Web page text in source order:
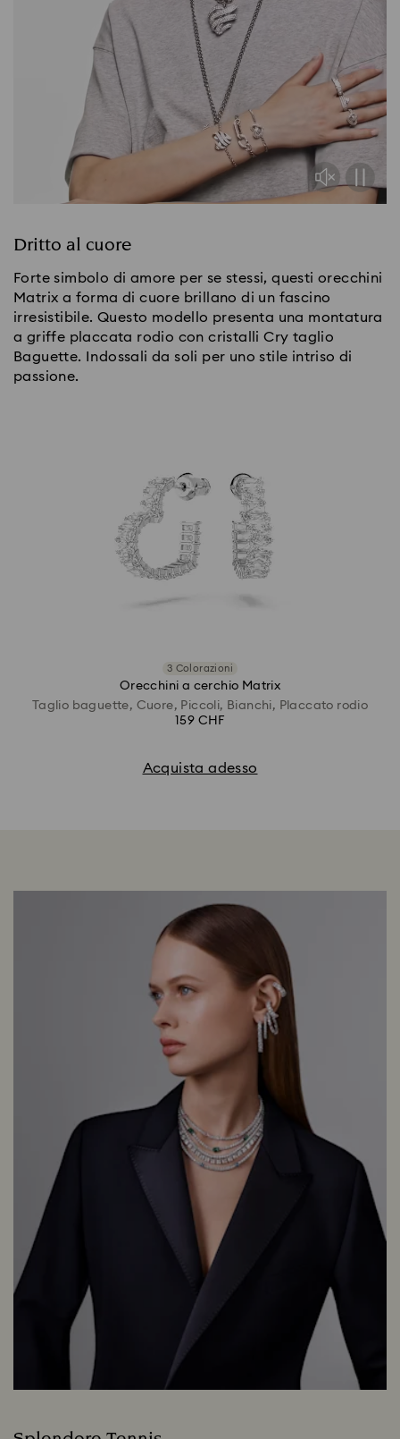
Dritto al cuore
Forte simbolo di amore per se stessi, questi orecchini
Matrix a forma di cuore brillano di un fascino
irresistibile. Questo modello presenta una montatura
a griffe placcata rodio con cristalli Cry taglio
Baguette. Indossali da soli per uno stile intriso di
passione.
3 Colorazioni
Orecchini a cerchio Matrix
Taglio baguette, Cuore, Piccoli, Bianchi, Placcato rodio
159 CHF
Acquista adesso